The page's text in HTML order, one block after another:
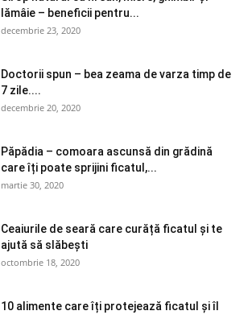
lămâie – beneficii pentru...
decembrie 23, 2020
Doctorii spun – bea zeama de varza timp de
7 zile....
decembrie 20, 2020
Păpădia – comoara ascunsă din grădină
care îți poate sprijini ficatul,...
martie 30, 2020
Ceaiurile de seară care curăță ficatul și te
ajută să slăbești
octombrie 18, 2020
10 alimente care îți protejează ficatul și îl